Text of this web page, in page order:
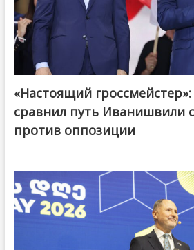
@ქართული ოცნება / Georgian Dream
«Настоящий
сравнил путь Иванишвили
против оппозиции